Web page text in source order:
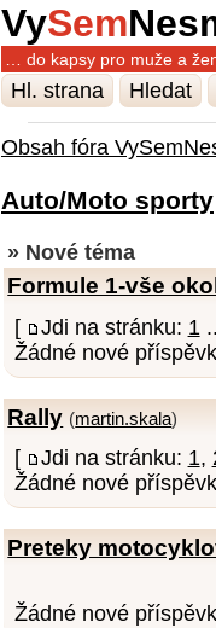
VySem
… do kapsy pro muže a
Hl. strana Hledat
Obsah fóra
Auto/Moto sporty
» Nové téma
Formule 1-vše
[ Jdi na stránku: 1
Žádné nové
Rally (martin.skala)
[ Jdi na stránku: 1,
Žádné nové
Preteky
Žádné nové